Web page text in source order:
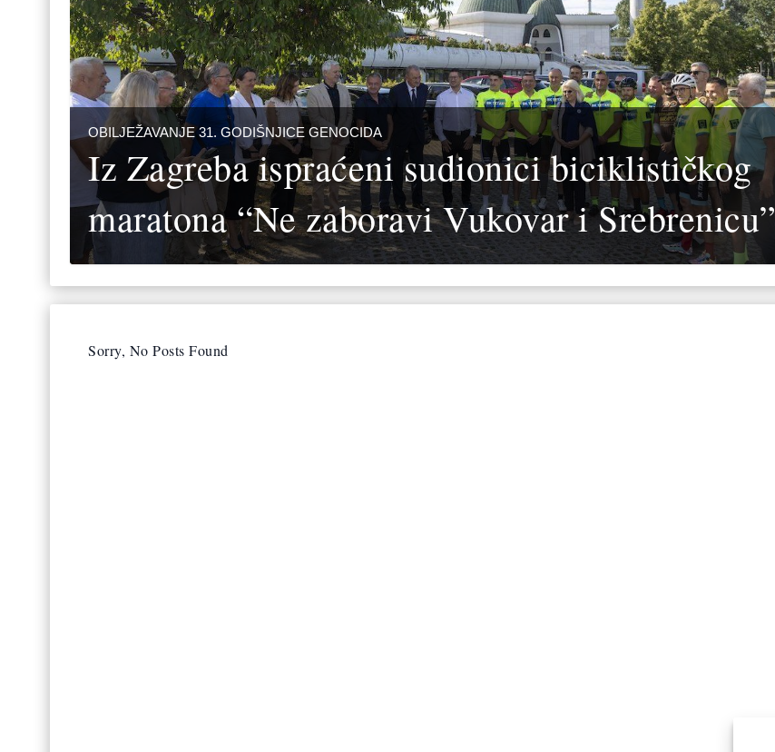
OBILJEŽAVANJE 31. GODIŠNJICE GENOCIDA
Iz Zagreba ispraćeni sudionici biciklističkog
maratona “Ne zaboravi Vukovar i Srebrenicu”
Sorry, No Posts Found